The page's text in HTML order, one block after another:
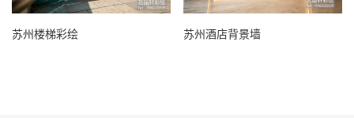
苏州楼梯彩绘 苏州酒店背景墙